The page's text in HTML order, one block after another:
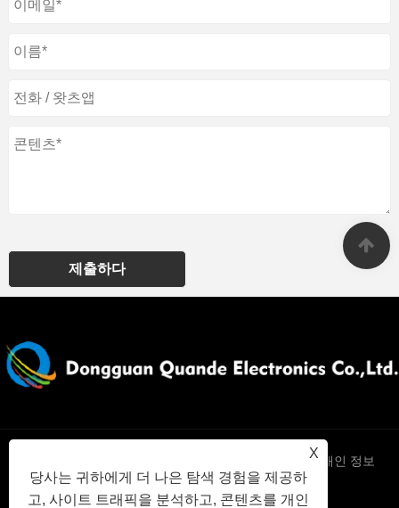
제출하다
X
당사는 귀하에게 더 나은 탐색 경험을 제공하
고, 사이트 트래픽을 분석하고, 콘텐츠를 개인
개인 정보